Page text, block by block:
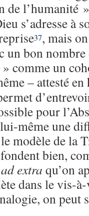
de l’humanité »
s’adresse à
37, mais
un bon nombre
comme un
– attesté en
pour
même une
modèle de la
bien,
ad extra qu’on
dans le vis-
on peut